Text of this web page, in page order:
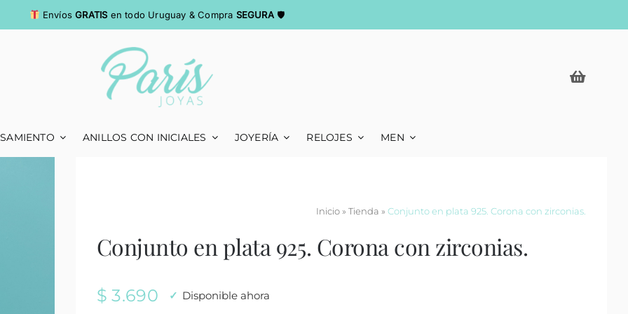
EnvíosGRATIS en todo Uruguay & Compra SEGURA🛡
ANILLOS CON INICIALES JOYERÍA RELOJES MEN
Inicio» Tienda » Conjunto en plata 925. Corona con zirconias.
Conjunto en plata 925. Corona con zirconias.
$ 3.690 Disponible ahora